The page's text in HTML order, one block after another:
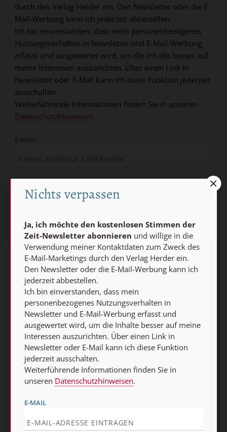
durch den Verlag Herder ein. Den Newsletter oder die E-
Mail-Werbung kann ich jederzeit abbestellen.
Ich bin einverstanden, dass mein personenbezogenes
Nutzungsverhalten in Newsletter und E-Mail-Werbung
erfasst und ausgewertet wird, um die Inhalte besser auf
meine Interessen auszurichten. Über einen Link in
Newsletter oder E-Mail kann ich diese Funktion jederzeit
ausschalten.
Weiterführende Informationen finden Sie in unseren
Datenschutzhinweisen.
E-MAIL
AGB und Widerrufsbelehrung Datenschutz
Barrierefreiheit Impressum
Vertrag widerrufen
Abo online kündigen
Nichts verpassen
Ja, ich möchte den kostenlosen Stimmen der
Zeit-Newsletter abonnieren und willige in die
Verwendung meiner Kontaktdaten zum Zweck des
E-Mail-Marketings durch den Verlag Herder ein.
Den Newsletter oder die E-Mail-Werbung kann ich
jederzeit abbestellen.
Ich bin einverstanden, dass mein
personenbezogenes Nutzungsverhalten in
Newsletter und E-Mail-Werbung erfasst und
ausgewertet wird, um die Inhalte besser auf meine
Interessen auszurichten. Über einen Link in
Newsletter oder E-Mail kann ich diese Funktion
jederzeit ausschalten.
Weiterführende Informationen finden Sie in
unseren Datenschutzhinweisen.
E-MAIL